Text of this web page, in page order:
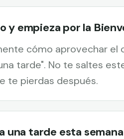
y empieza por la
cómo aprovechar el
tarde". No te saltes
te pierdas después.
una tarde esta semana